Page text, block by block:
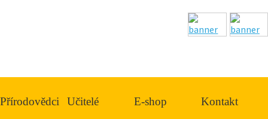
Přírodovědci Učitelé E-shop Kontakt